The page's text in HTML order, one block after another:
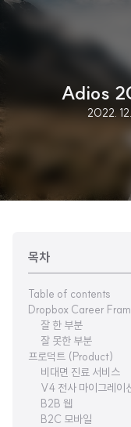
Adios
2022.
목차
Table of contents
Dropbox Career
잘 한 부분
잘 못한 부분
프로덕트 (Product)
비대면 진료 서비스
V4 전사 마이그레이
B2B 웹
B2C 모바일